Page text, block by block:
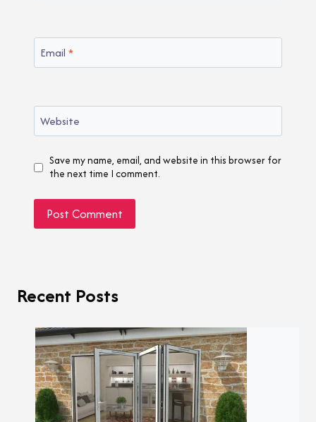
Email *
Website
Save my name, email, and website in this browser for
the next time I comment.
Recent Posts